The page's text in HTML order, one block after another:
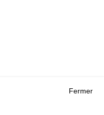
Fermer